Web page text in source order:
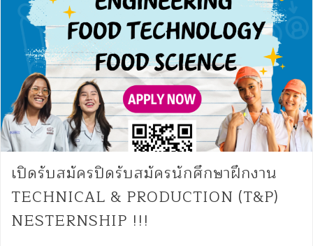
เปิดรับสมัครปิดรับสมัครนักศึกษาฝึกงาน
TECHNICAL & PRODUCTION (T&P)
NESTERNSHIP !!!